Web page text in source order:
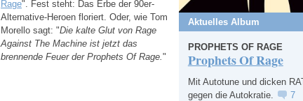
Aktuelles Album
PROPHETS OF RAGE
Prophets Of Rage
Mit Autotune und dicken
gegen die Autokratie.
7
Rage". Fest steht: Das Erbe der 90er-
Alternative-Heroen floriert. Oder, wie Tom
Morello sagt: "Die kalte Glut von Rage
Against The Machine ist jetzt das
brennende Feuer der Prophets Of Rage. "